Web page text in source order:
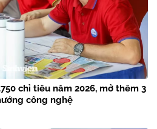
chỉ tiêu năm 2026, mở thêm 3
công nghệ